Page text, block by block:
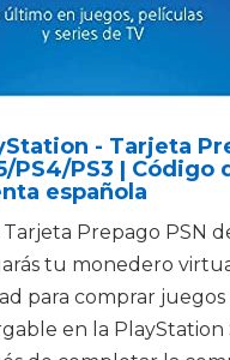
- Tarjeta
PS4/PS3 | Código
española
Tarjeta Prepago PSN
tu monedero
para comprar
en la PlayStation